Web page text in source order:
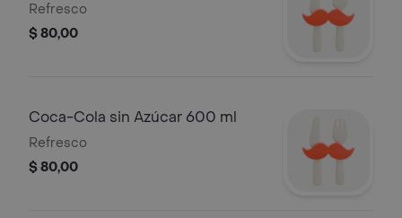
Refresco
$ 80,00
Coca-Cola sin Azúcar 600 ml
Refresco
$ 80,00